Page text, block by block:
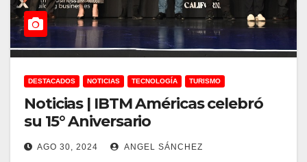
DESTACADOS NOTICIAS TECNOLOGÍA TURISMO
Noticias | IBTM Américas celebró
su 15° Aniversario
AGO 30, 2024 ANGEL SÁNCHEZ